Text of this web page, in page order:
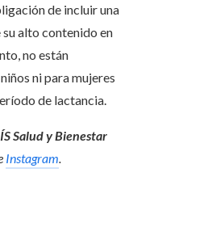
de incluir una
alto contenido en
no están
ni para mujeres
de lactancia.
Salud y Bienestar
Instagram.